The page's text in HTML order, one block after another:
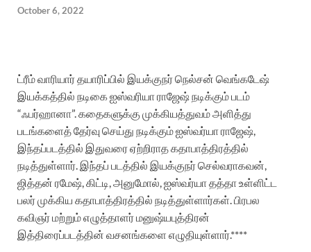
October 6, 2022
ட்ரீம் வாரியார் தயாரிப்பில் இயக்குநர் நெல்சன் வெங்கடேஷ்
இயக்கத்தில் நடிகை ஐஸ்வரியா ராஜேஷ் நடிக்கும் படம்
“ஃபர்ஹானா”. கதைகளுக்கு முக்கியத்துவம்அளித்து
படங்களைத்தேர்வு செய்து நடிக்கும்ஐஸ்வர்யாராஜேஷ்
இந்தப்படத்தில் இதுவரைஏற்றிராதகதாபாத்திரத்தில்
நடித்துள்ளார் இந்தப் படத்தில் இயக்குநர்செல்வராகவன்
ஜித்தன் ரமேஷ் கிட்டி அனுமோல் ஐஸ்வர்யாதத்தாஉள்ளிட்ட
பலர்முக்கிய கதாபாத்திரத்தில் நடித்துள்ளார்கள் பிரபல
கவிஞர்மற்றும்எழுத்தாளர்மனுஷ்யபுத்திரன்
இத்திரைப்படத்தின் வசனங்களை எழுதியுள்ளார்.****